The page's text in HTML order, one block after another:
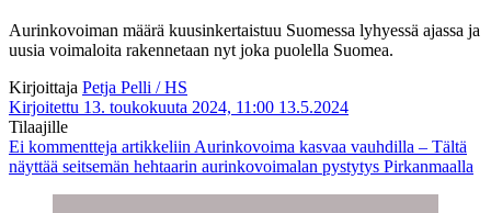
Aurinkovoiman määrä kuusinkertaistuu Suomessa lyhyessä ajassa ja
uusia voimaloita rakennetaan nyt joka puolella Suomea.
Kirjoittaja Petja Pelli / HS
Kirjoitettu 13. toukokuuta 2024, 11:00 13.5.2024
Tilaajille
Ei kommentteja artikkeliin Aurinkovoima kasvaa vauhdilla – Tältä
näyttää seitsemän hehtaarin aurinkovoimalan pystytys Pirkanmaalla